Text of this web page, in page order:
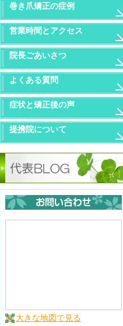
巻き爪矯正の症例
営業時間とアクセス
院長ごあいさつ
よくある質問
症状と矯正後の声
提携院について
大きな地図で見る